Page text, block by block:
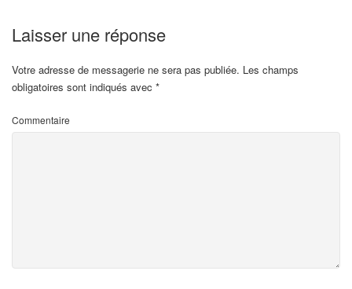
Laisser une réponse
Votre adresse de messagerie ne sera pas publiée. Les champs
obligatoires sont indiqués avec *
Commentaire